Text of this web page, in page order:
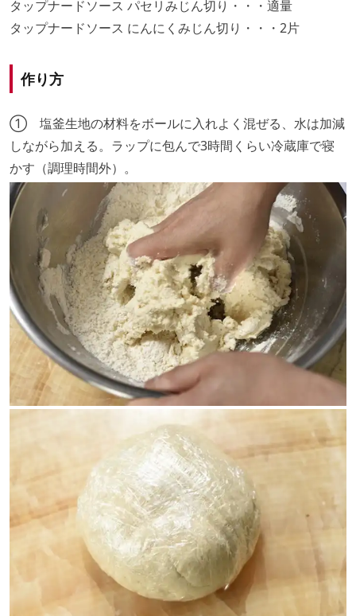
タップナードソース パセリみじん切り・・・適量
タップナードソース にんにくみじん切り・・・2片
作り方
① 塩釜生地の材料をボールに入れよく混ぜる、水は加減
しながら加える。ラップに包んで3時間くらい冷蔵庫で寝
かす（調理時間外）。